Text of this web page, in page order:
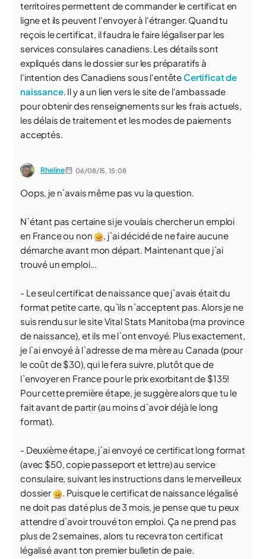
territoires permettent de commander le certificat en
ligne et ils peuvent l'envoyer à l'étranger. Quand tu
reçois le certificat, il faudra le faire légaliser par les
services consulaires canadiens. Les détails sont
expliqués dans le dossier sur les préparatifs à
l'intention des Canadiens sous l'entêteCertificat de
naissance. Il y a un lien vers le site de l'ambassade
pour obtenir des renseignements sur les frais actuels,
les délais de traitement et les modes de paiements
acceptés.
Rheline 06/08/15,15:08
Oops, je n`avais même pas vu la question.
N`étant pas certaine si je voulais chercher un emploi
en France ou non
, j`ai décidé de ne faire aucune
démarche avant mon départ. Maintenant que j`ai
trouvé un emploi...
- Le seul certificat de naissance que j`avais était du
format petite carte, qu`ils n`acceptent pas. Alors je ne
suis rendu sur le site Vital Stats Manitoba (ma province
de naissance), et ils me l`ont envoyé. Plus exactement,
je l`ai envoyé à l`adresse de ma mère au Canada (pour
le coût de $30), qui le fera suivre, plutôt que de
l`envoyer en France pour le prix exorbitant de $135!
Pour cette première étape, je suggère alors que tu le
fait avant de partir (au moins d`avoir déjà le long
format).
- Deuxième étape, j`ai envoyé ce certificat long format
(avec $50, copie passeport et lettre) au service
consulaire, suivant les instructions dans le merveilleux
dossier
. Puisque le certificat de naissance légalisé
ne doit pas daté plus de 3 mois, je pense que tu peux
attendre d`avoir trouvé ton emploi. Ça ne prend pas
plus de 2 semaines, alors tu recevra ton certificat
légalisé avant ton premier bulletin de paie.